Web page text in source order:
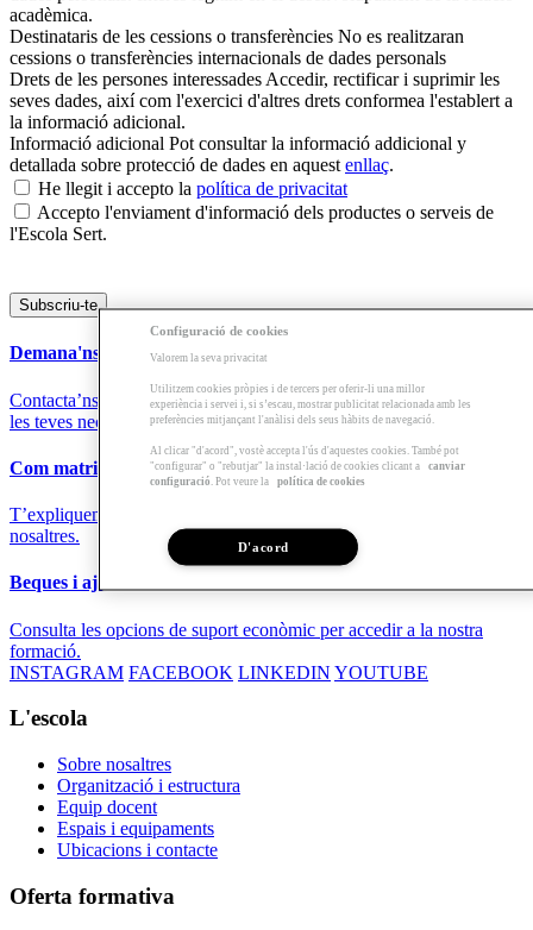
acadèmica.
Destinataris de les cessions o transferències No es realitzaran
cessions o transferències internacionals de dades personals
Drets de les persones interessades Accedir, rectificar i suprimir les
seves dades, així com l'exercici d'altres drets conformea l'establert a
la informació adicional.
Informació adicional Pot consultar la informació addicional y
detallada sobre protecció de dades en aquest enllaç.
He llegit i accepto la política de privacitat
Accepto l'enviament d'informació dels productes o serveis de
l'Escola Sert.
Demana'ns Informació
Contacta’ns i t’ajudarem a trobar la formació que millor s’adapti a
les teves necessitats.
Com matricular-te
T’expliquem pas a pas el procés i els requisits per formar-te amb
nosaltres.
Beques i ajuts
Consulta les opcions de suport econòmic per accedir a la nostra
formació.
INSTAGRAM FACEBOOK LINKEDIN YOUTUBE
L'escola
Sobre nosaltres
Organització i estructura
Equip docent
Espais i equipaments
Ubicacions i contacte
Oferta formativa
Configuració de cookies
Valorem la seva privacitat
Utilitzem cookies pròpies i de tercers per oferir-li una millor
experiència i servei i, si s’escau, mostrar publicitat relacionada amb les
preferències mitjançant l'anàlisi dels seus hàbits de navegació.
Al clicar "d'acord", vostè accepta l'ús d'aquestes cookies. També pot
"configurar" o "rebutjar" la instal·lació de cookies clicant a
canviar
configuració . Pot veure la política de cookies
D'acord